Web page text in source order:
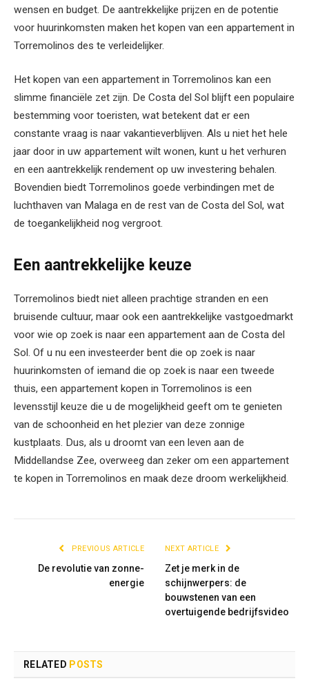
wensen en budget. De aantrekkelijke prijzen en de potentie
voor huurinkomsten maken het kopen van een appartement in
Torremolinos des te verleidelijker.
Het kopen van een appartement in Torremolinos kan een
slimme financiële zet zijn. De Costa del Sol blijft een populaire
bestemming voor toeristen, wat betekent dat er een
constante vraag is naar vakantieverblijven. Als u niet het hele
jaar door in uw appartement wilt wonen, kunt u het verhuren
en een aantrekkelijk rendement op uw investering behalen.
Bovendien biedt Torremolinos goede verbindingen met de
luchthaven van Malaga en de rest van de Costa del Sol, wat
de toegankelijkheid nog vergroot.
Een aantrekkelijke keuze
Torremolinos biedt niet alleen prachtige stranden en een
bruisende cultuur, maar ook een aantrekkelijke vastgoedmarkt
voor wie op zoek is naar een appartement aan de Costa del
Sol. Of u nu een investeerder bent die op zoek is naar
huurinkomsten of iemand die op zoek is naar een tweede
thuis, een appartement kopen in Torremolinos is een
levensstijl keuze die u de mogelijkheid geeft om te genieten
van de schoonheid en het plezier van deze zonnige
kustplaats. Dus, als u droomt van een leven aan de
Middellandse Zee, overweeg dan zeker om een appartement
te kopen in Torremolinos en maak deze droom werkelijkheid.
PREVIOUS ARTICLE
De revolutie van zonne-
energie
NEXT ARTICLE
Zet je merk in de
schijnwerpers: de
bouwstenen van een
overtuigende bedrijfsvideo
RELATED POSTS